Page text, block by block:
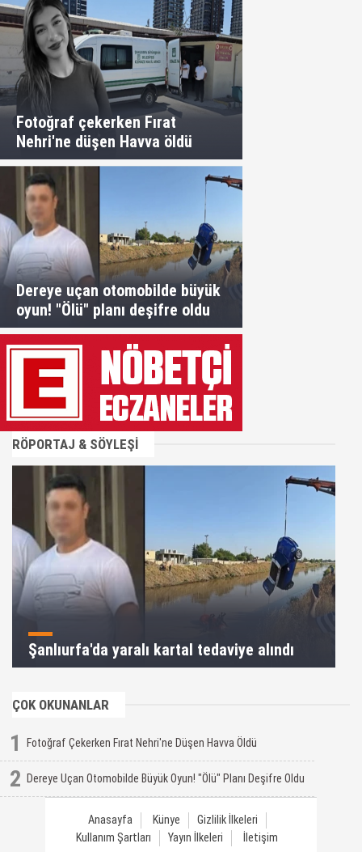
Fotoğraf çekerken Fırat
Nehri'ne düşen Havva öldü
Dereye uçan otomobilde büyük
oyun! "Ölü" planı deşifre oldu
RÖPORTAJ & SÖYLEŞİ
Şanlıurfa'da yaralı kartal tedaviye alındı
ÇOK OKUNANLAR
1 Fotoğraf Çekerken Fırat Nehri'ne Düşen Havva Öldü
2 Dereye Uçan Otomobilde Büyük Oyun! "Ölü" Planı Deşifre Oldu
Anasayfa Künye
Gizlilik İlkeleri
Kullanım Şartları
Yayın İlkeleri İletişim